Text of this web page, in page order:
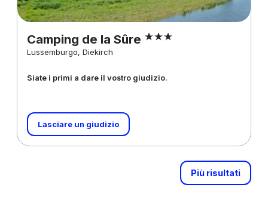
Camping de la Sûre
Lussemburgo, Diekirch
Siate i primi a dare il vostro giudizio.
Lasciare un giudizio
Più risultati